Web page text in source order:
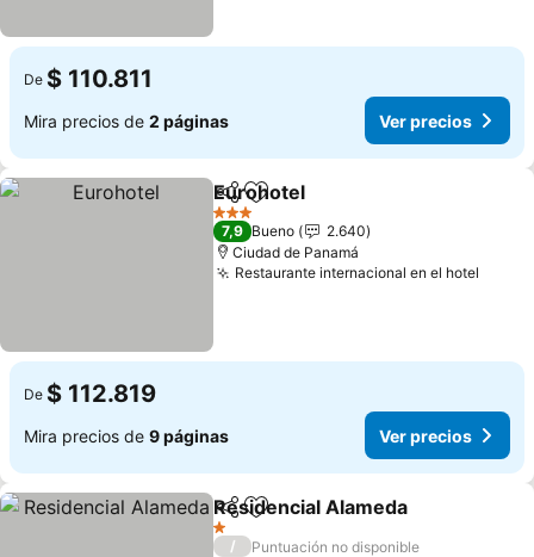
De $ 110.811
Mira precios de 2 páginas Ver precios
CompartirAgregar a favoritos
Eurohotel
3 Estrellas
7,9 Bueno
2.640
Ciudad de Panamá
Restaurante internacional en el hotel
De $ 112.819
Mira precios de 9 páginas Ver precios
CompartirAgregar a favoritos
Residencial Alameda
1 Estrellas
/
Puntuación no disponible